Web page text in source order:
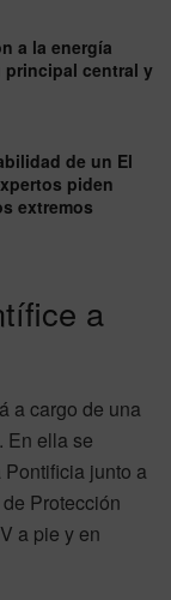
a la energía
principal central y
de un El
piden
extremos
a
a cargo de una
. En ella se
junto a
Protección
a pie y en